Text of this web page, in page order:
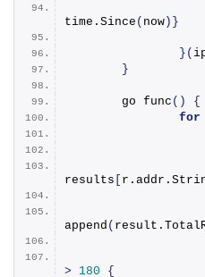
time. Since ( now )}
}(
}
	go
func ()
{
for
results
r. addr .
append ( result.
>
180 {